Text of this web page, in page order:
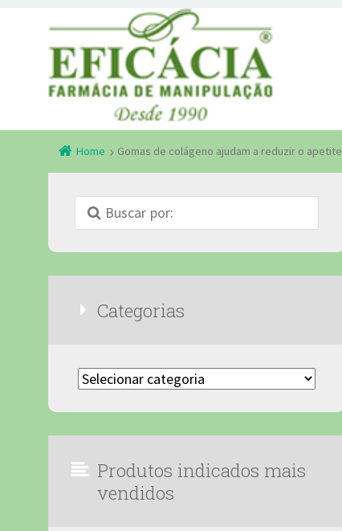
Home Gomas de colágeno ajudam a reduzir o apetite
Categorias
Categorias
Produtos indicados mais
vendidos